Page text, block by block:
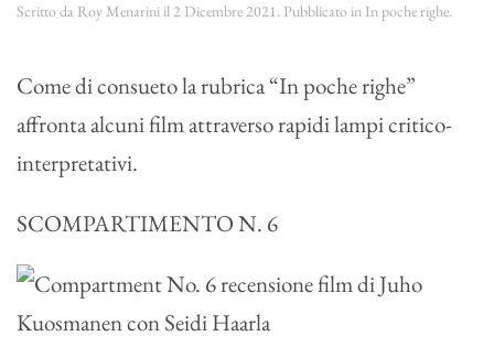
Scritto da Roy Menarini il2 Dicembre 2021. Pubblicato in In poche righe.
Come di consueto la rubrica “In poche righe”
affronta alcuni film attraverso rapidi lampi critico-
interpretativi.
SCOMPARTIMENTO N. 6